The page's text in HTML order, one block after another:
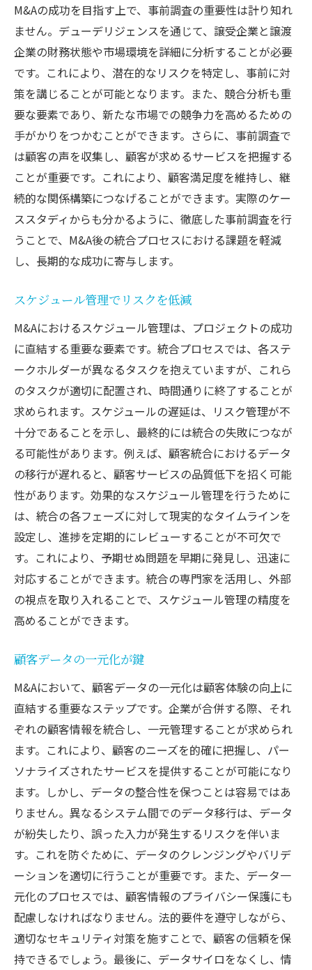
実例から学ぶM&A顧客統合成功事例とその秘訣
成功事例に共通する要素
各業界の成功事例
顧客維持に成功したケース
失敗を乗り越えた経験談
長期的視点で見る成功の形
統合後の継続的成長戦略
新市場参入を成功に導くM&A統合の実務アプロ
ーチ
市場分析と顧客理解
競争優位性の確立方法
地域特性を活かした展開
パートナーシップの構築
ブランド統合戦略
成功した新市場参入のケーススタディ
どのようにM&Aが企業成長を促進するか専門家
の視点
成長を支えるM&Aの役割
経営資源の最適化事例
イノベーションの推進方法
M&Aによる競争力強化
専門家が語る成功の鍵
持続可能な成長のための戦略
顧客維持と満足度向上を実現するM&A統合戦略
顧客満足度を高める統合プロセス
忠誠心を高める戦術
カスタマーエクスペリエンスの向上
満足度向上に成功した企業事例
未来を切り開くM&A顧客統合の成功要因とは
長期的ビジョンの重要性
イノベーションを促進する統合戦略
持続可能なビジネスモデルの構築
人材の活用と育成法
デジタル技術の活用
未来志向の統合成功事例
M&Aの成功を目指す上で、事前調査の重要性は計り知れ
ません。デューデリジェンスを通じて、譲受企業と譲渡
企業の財務状態や市場環境を詳細に分析することが必要
です。これにより、潜在的なリスクを特定し、事前に対
策を講じることが可能となります。また、競合分析も重
要な要素であり、新たな市場での競争力を高めるための
手がかりをつかむことができます。さらに、事前調査で
は顧客の声を収集し、顧客が求めるサービスを把握する
ことが重要です。これにより、顧客満足度を維持し、継
続的な関係構築につなげることができます。実際のケー
ススタディからも分かるように、徹底した事前調査を行
うことで、M&A後の統合プロセスにおける課題を軽減
し、長期的な成功に寄与します。
スケジュール管理でリスクを低減
M&Aにおけるスケジュール管理は、プロジェクトの成功
に直結する重要な要素です。統合プロセスでは、各ステ
ークホルダーが異なるタスクを抱えていますが、これら
のタスクが適切に配置され、時間通りに終了することが
求められます。スケジュールの遅延は、リスク管理が不
十分であることを示し、最終的には統合の失敗につなが
る可能性があります。例えば、顧客統合におけるデータ
の移行が遅れると、顧客サービスの品質低下を招く可能
性があります。効果的なスケジュール管理を行うために
は、統合の各フェーズに対して現実的なタイムラインを
設定し、進捗を定期的にレビューすることが不可欠で
す。これにより、予期せぬ問題を早期に発見し、迅速に
対応することができます。統合の専門家を活用し、外部
の視点を取り入れることで、スケジュール管理の精度を
高めることができます。
顧客データの一元化が鍵
M&Aにおいて、顧客データの一元化は顧客体験の向上に
直結する重要なステップです。企業が合併する際、それ
ぞれの顧客情報を統合し、一元管理することが求められ
ます。これにより、顧客のニーズを的確に把握し、パー
ソナライズされたサービスを提供することが可能になり
ます。しかし、データの整合性を保つことは容易ではあ
りません。異なるシステム間でのデータ移行は、データ
が紛失したり、誤った入力が発生するリスクを伴いま
す。これを防ぐために、データのクレンジングやバリデ
ーションを適切に行うことが重要です。また、データ一
元化のプロセスでは、顧客情報のプライバシー保護にも
配慮しなければなりません。法的要件を遵守しながら、
適切なセキュリティ対策を施すことで、顧客の信頼を保
持できるでしょう。最後に、データサイロをなくし、情